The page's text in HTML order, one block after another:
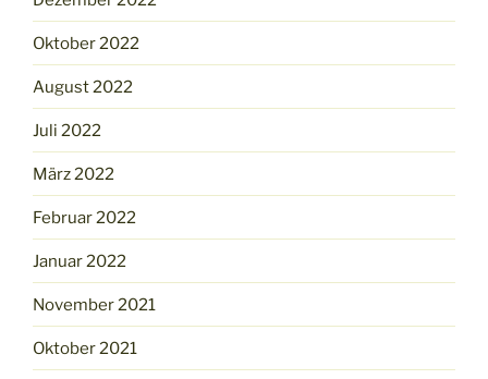
Oktober 2022
August 2022
Juli 2022
März 2022
Februar 2022
Januar 2022
November 2021
Oktober 2021